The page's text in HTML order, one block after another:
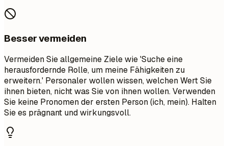
Besser vermeiden
Vermeiden Sie allgemeine Ziele wie 'Suche eine
herausfordernde Rolle, um meine Fähigkeiten zu
erweitern.' Personaler wollen wissen, welchen Wert Sie
ihnen bieten, nicht was Sie von ihnen wollen. Verwenden
Sie keine Pronomen der ersten Person (ich, mein). Halten
Sie es prägnant und wirkungsvoll.